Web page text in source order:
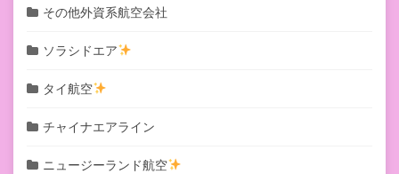
その他外資系航空会社
ソラシドエア
タイ航空
チャイナエアライン
ニュージーランド航空